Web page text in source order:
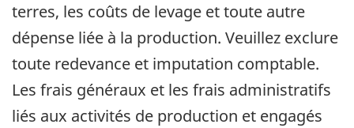
terres, les coûts de levage et toute autre
dépense liée à la production. Veuillez exclure
toute redevance et imputation comptable.
Les frais généraux et les frais administratifs
liés aux activités de production et engagés